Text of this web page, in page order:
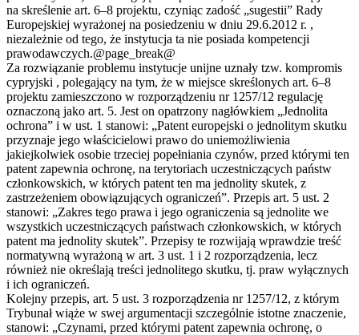
na skreślenie art. 6–8 projektu, czyniąc zadość „sugestii” Rady
Europejskiej wyrażonej na posiedzeniu w dniu 29.6.2012 r. ,
niezależnie od tego, że instytucja ta nie posiada kompetencji
prawodawczych.@page_break@
Za rozwiązanie problemu instytucje unijne uznały tzw. kompromis
cypryjski , polegający na tym, że w miejsce skreślonych art. 6–8
projektu zamieszczono w rozporządzeniu nr 1257/12 regulację
oznaczoną jako art. 5. Jest on opatrzony nagłówkiem „Jednolita
ochrona” i w ust. 1 stanowi: „Patent europejski o jednolitym skutku
przyznaje jego właścicielowi prawo do uniemożliwienia
jakiejkolwiek osobie trzeciej popełniania czynów, przed którymi ten
patent zapewnia ochronę, na terytoriach uczestniczących państw
członkowskich, w których patent ten ma jednolity skutek, z
zastrzeżeniem obowiązujących ograniczeń”. Przepis art. 5 ust. 2
stanowi: „Zakres tego prawa i jego ograniczenia są jednolite we
wszystkich uczestniczących państwach członkowskich, w których
patent ma jednolity skutek”. Przepisy te rozwijają wprawdzie treść
normatywną wyrażoną w art. 3 ust. 1 i 2 rozporządzenia, lecz
również nie określają treści jednolitego skutku, tj. praw wyłącznych
i ich ograniczeń.
Kolejny przepis, art. 5 ust. 3 rozporządzenia nr 1257/12, z którym
Trybunał wiąże w swej argumentacji szczególnie istotne znaczenie,
stanowi: „Czynami, przed którymi patent zapewnia ochronę, o